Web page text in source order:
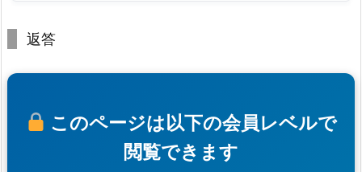
返答
このページは以下の会員レベルで
閲覧できます